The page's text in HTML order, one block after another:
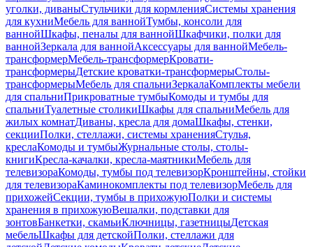
уголки, диваныСтульчики для кормленияСистемы хранения
для кухниМебель для ваннойТумбы, консоли для
ваннойШкафы, пеналы для ваннойШкафчики, полки для
ваннойЗеркала для ваннойАксессуары для ваннойМебель-
трансформерМебель-трансформерКровати-
трансформерыДетские кроватки-трансформерыСтолы-
трансформерыМебель для спальниЗеркалаКомплекты мебели
для спальниПрикроватные тумбыКомоды и тумбы для
спальниТуалетные столикиШкафы для спальниМебель для
жилых комнатДиваны, кресла для домаШкафы, стенки,
секцииПолки, стеллажи, системы храненияСтулья,
креслаКомоды и тумбыЖурнальные столы, столы-
книгиКресла-качалки, кресла-маятникиМебель для
телевизораКомоды, тумбы под телевизорКронштейны, стойки
для телевизораКаминокомплекты под телевизорМебель для
прихожейСекции, тумбы в прихожуюПолки и системы
хранения в прихожуюВешалки, подставки для
зонтовБанкетки, скамьиКлючницы, газетницыДетская
мебельШкафы для детскойПолки, стеллажи для